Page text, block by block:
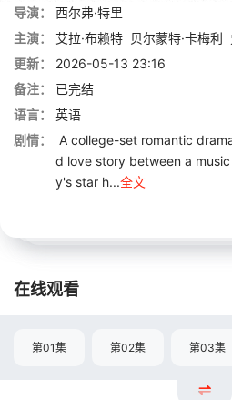
导演：
西尔弗·特里
主演：
艾拉·布赖特 贝尔蒙特·卡梅利
更新：
2026-05-13 23:16
备注：
已完结
语言：
英语
剧情：
A college-set romantic
d love story between a
y's star h...全文
在线观看
第01集 第02集 第03集